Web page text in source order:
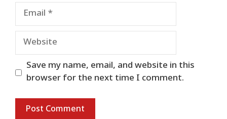
Email
Website
Save my name, email, and website in this
browser for the next time I comment.